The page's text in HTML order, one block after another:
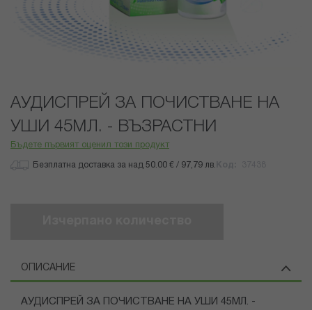
към
началото
на
галерия
АУДИСПРЕЙ ЗА ПОЧИСТВАНЕ НА
УШИ 45МЛ. - ВЪЗРАСТНИ
Бъдете първият оценил този продукт
Безплатна доставка за над 50.00 € / 97,79 лв.
ОПИСАНИЕ
АУДИСПРЕЙ ЗА ПОЧИСТВАНЕ НА УШИ 45МЛ. -